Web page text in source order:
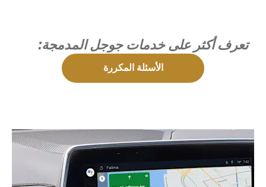
تعرف أكثر على خدمات جوجل المدمجة:
الأسئلة المكررة